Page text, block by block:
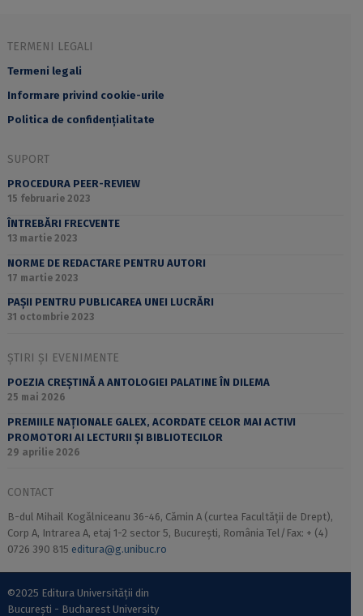
TERMENI LEGALI
Termeni legali
Informare privind cookie-urile
Politica de confidențialitate
SUPORT
PROCEDURA PEER-REVIEW
15 februarie 2023
ÎNTREBĂRI FRECVENTE
13 martie 2023
NORME DE REDACTARE PENTRU AUTORI
17 martie 2023
PAȘII PENTRU PUBLICAREA UNEI LUCRĂRI
31 octombrie 2023
ȘTIRI ȘI EVENIMENTE
POEZIA CREȘTINĂ A ANTOLOGIEI PALATINE ÎN DILEMA
25 mai 2026
PREMIILE NAȚIONALE GALEX, ACORDATE CELOR MAI ACTIVI
PROMOTORI AI LECTURII ȘI BIBLIOTECILOR
29 aprilie 2026
CONTACT
B-dul Mihail Kogălniceanu 36-46, Cămin A (curtea Facultății de Drept),
Corp A, Intrarea A, etaj 1-2 sector 5, București, România Tel/Fax: + (4)
0726 390 815 editura@g.unibuc.ro
©2025 Editura Universității din
București - Bucharest University